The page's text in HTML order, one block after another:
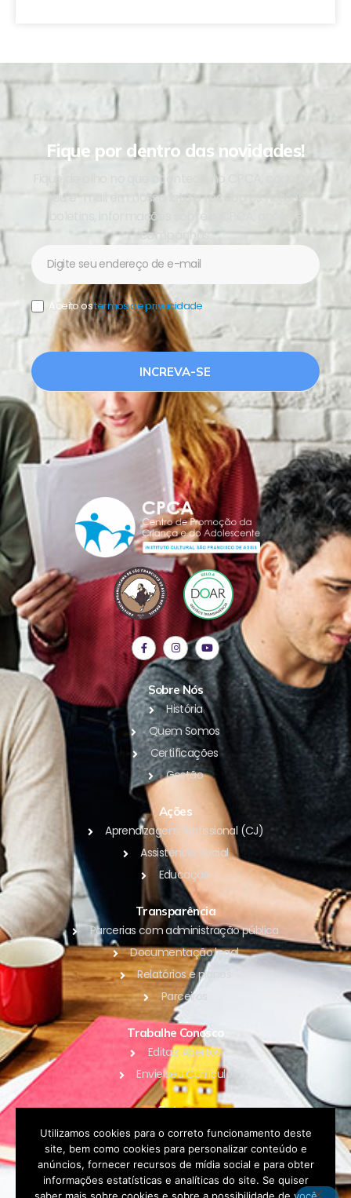
Fique por dentro das novidades!
Fique de olho no que acontece no CPCA, cadastre
seu e-mail em nossa lista e receba os nossos
boletins, informações sobre o CPCA, ações e
campanhas.
Aceito ostermos de privacidade.
INCREVA-SE
Sobre Nós
História
Quem Somos
Certificações
Gestão
Ações
Aprendizagem Profissional (CJ)
Assistência Social
Educação
Transparência
Parcerias com administração pública
Documentação legal
Relatórios e planos
Parceiros
Trabalhe Conosco
Editais Abertos
Envie seu Currículo
Outros
Blog
Contato
Política de Privacidade
Utilizamos cookies para o correto funcionamento deste
site, bem como cookies para personalizar conteúdo e
anúncios, fornecer recursos de mídia social e para obter
informações estatísticas e analíticas do site. Se quiser